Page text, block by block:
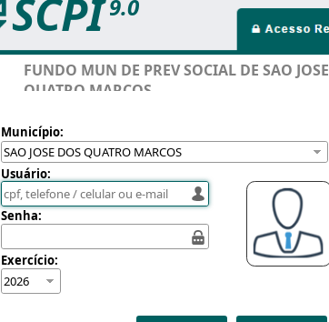
SCPI 9.0
FUNDO MUN DE PREV SOCIAL DE SAO JOSE
QUATRO MARCOS
Município:
Usuário:
Senha:
Exercício: